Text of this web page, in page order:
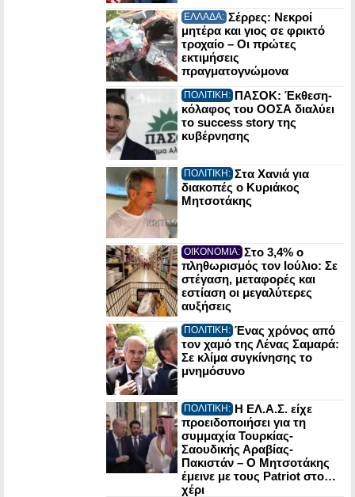
ΕΛΛΑΔΑ: Σέρρες: Νεκροί
μητέρα και γιος σε φρικτό
τροχαίο – Οι πρώτες
εκτιμήσεις
πραγματογνώμονα
ΠΟΛΙΤΙΚΗ: ΠΑΣΟΚ: Έκθεση-
κόλαφος του ΟΟΣΑ διαλύει
το success story της
κυβέρνησης
ΠΟΛΙΤΙΚΗ: Στα Χανιά για
διακοπές ο Κυριάκος
Μητσοτάκης
ΟΙΚΟΝΟΜΙΑ: Στο 3,4% ο
πληθωρισμός τον Ιούλιο: Σε
στέγαση, μεταφορές και
εστίαση οι μεγαλύτερες
αυξήσεις
ΠΟΛΙΤΙΚΗ: Ένας χρόνος από
τον χαμό της Λένας Σαμαρά:
Σε κλίμα συγκίνησης το
μνημόσυνο
ΠΟΛΙΤΙΚΗ: Η ΕΛ.Α.Σ. είχε
προειδοποιήσει για τη
συμμαχία Τουρκίας-
Σαουδικής Αραβίας-
Πακιστάν – Ο Μητσοτάκης
έμεινε με τους Patriot στο…
χέρι